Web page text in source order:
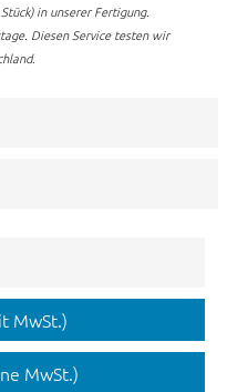
in unserer Fertigung.
Diesen Service testen wir
MwSt.)
MwSt.)